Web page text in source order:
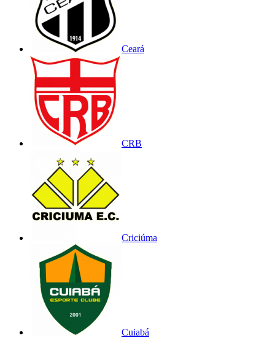
Ceará
CRB
Criciúma
Cuiabá